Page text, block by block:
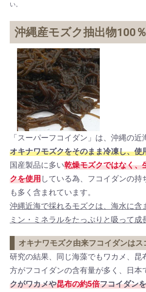
い。
沖縄産モズク抽出物100
「スーパーフコイダン」は、沖縄の近
オキナワモズクをそのまま冷凍し、使
国産製品に多い乾燥モズクではなく、
クを使用している為、フコイダンの持
も多く含まれています。
沖縄近海で採れるモズクは、海水に含
ミン・ミネラルをたっぷりと吸って成
オキナワモズク由来フコイダンはス
研究の結果、同じ海藻でもワカメ、昆
方がフコイダンの含有量が多く、日本
クがワカメや昆布の約5倍フコイダン